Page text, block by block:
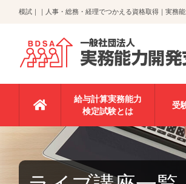
模試｜｜人事・総務・経理でつかえる資格取得｜実務
給与計算実務能力
検定試験とは
受